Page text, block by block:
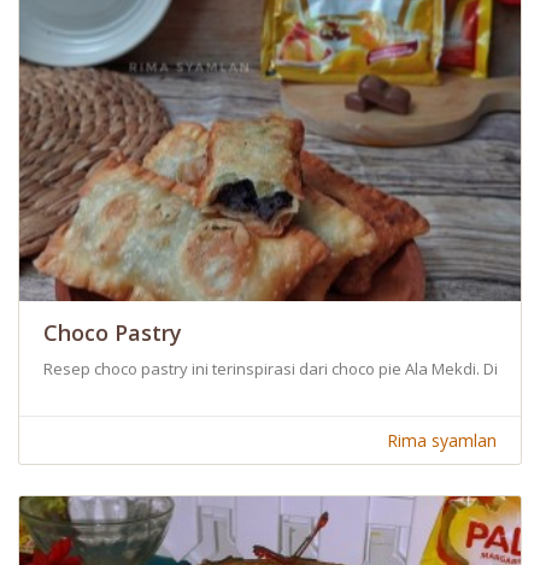
Choco Pastry
Resep choco pastry ini terinspirasi dari choco pie Ala Mekdi.
Rima syamlan